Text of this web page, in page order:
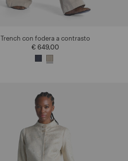
Trench con fodera a contrasto
€ 649,00